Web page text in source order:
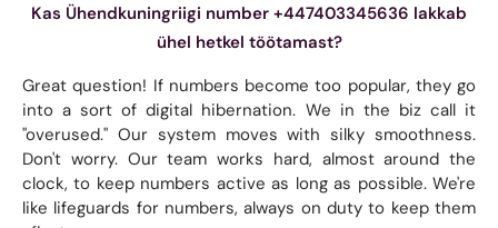
Kas Ühendkuningriigi number +447403345636 lakkab
ühel hetkel töötamast?
Great question! If numbers become too popular, they go
into a sort of digital hibernation. We in the biz call it
"overused." Our system moves with silky smoothness.
Don't worry. Our team works hard, almost around the
clock, to keep numbers active as long as possible. We're
like lifeguards for numbers, always on duty to keep them